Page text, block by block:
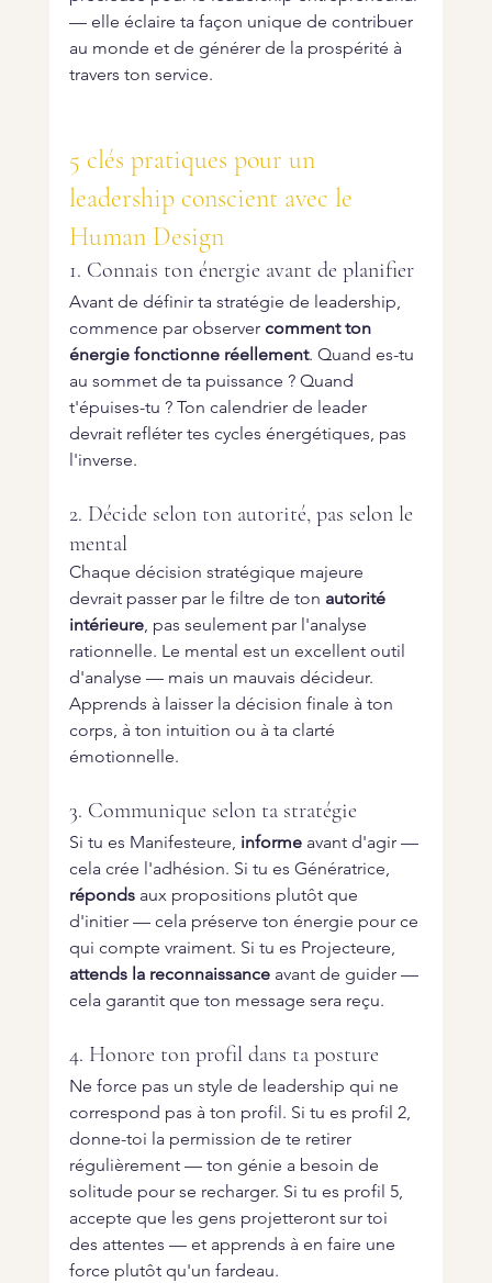
— elle éclaire ta façon unique de contribuer
au monde et de générer de la prospérité à
travers ton service.
5 clés pratiques pour un
leadership conscient avec le
Human Design
1. Connais ton énergie avant de planifier
Avant de définir ta stratégie de leadership,
commence par observer comment ton
énergie fonctionne réellement. Quand es-tu
au sommet de ta puissance ? Quand
t'épuises-tu ? Ton calendrier de leader
devrait refléter tes cycles énergétiques, pas
l'inverse.
2. Décide selon ton autorité, pas selon le
mental
Chaque décision stratégique majeure
devrait passer par le filtre de ton autorité
intérieure, pas seulement par l'analyse
rationnelle. Le mental est un excellent outil
d'analyse — mais un mauvais décideur.
Apprends à laisser la décision finale à ton
corps, à ton intuition ou à ta clarté
émotionnelle.
3. Communique selon ta stratégie
Si tu es Manifesteure, informe avant d'agir —
cela crée l'adhésion. Si tu es Génératrice,
réponds aux propositions plutôt que
d'initier — cela préserve ton énergie pour ce
qui compte vraiment. Si tu es Projecteure,
attends la reconnaissance avant de guider —
cela garantit que ton message sera reçu.
4. Honore ton profil dans ta posture
Ne force pas un style de leadership qui ne
correspond pas à ton profil. Si tu es profil 2,
donne-toi la permission de te retirer
régulièrement — ton génie a besoin de
solitude pour se recharger. Si tu es profil 5,
accepte que les gens projetteront sur toi
des attentes — et apprends à en faire une
force plutôt qu'un fardeau.